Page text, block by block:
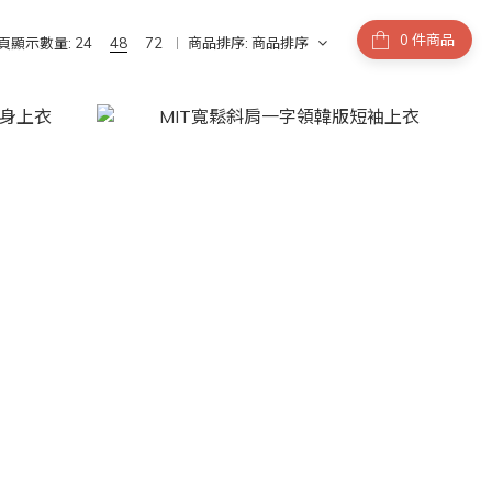
件商品
顯示數量: 24 48 72 商品排序: 商品排序